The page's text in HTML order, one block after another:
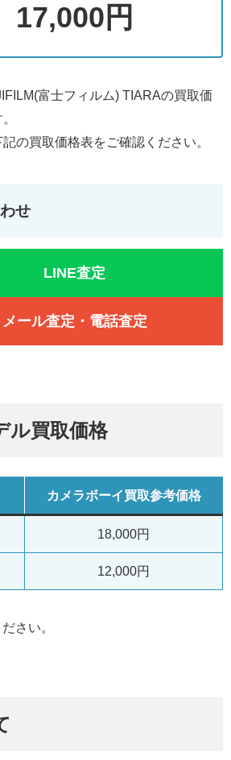
17,000円
富士フィルム) TIARAの買取価
の買取価格表をご確認ください。
せ
LINE査定
メール査定・電話査定
ル買取価格
カメラボーイ買取参考価格
18,000円
12,000円
さい。